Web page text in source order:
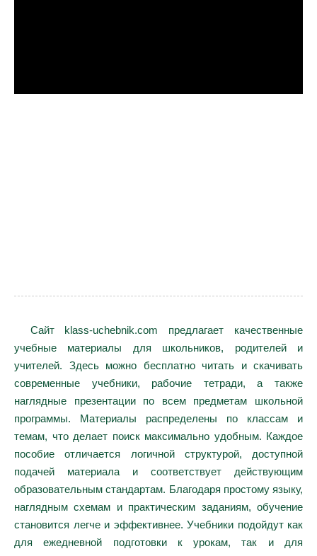
Сайт klass-uchebnik.com предлагает качественные
учебные материалы для школьников, родителей и
учителей. Здесь можно бесплатно читать и скачивать
современные учебники, рабочие тетради, а также
наглядные презентации по всем предметам школьной
программы. Материалы распределены по классам и
темам, что делает поиск максимально удобным. Каждое
пособие отличается логичной структурой, доступной
подачей материала и соответствует действующим
образовательным стандартам. Благодаря простому языку,
наглядным схемам и практическим заданиям, обучение
становится легче и эффективнее. Учебники подойдут как
для ежедневной подготовки к урокам, так и для